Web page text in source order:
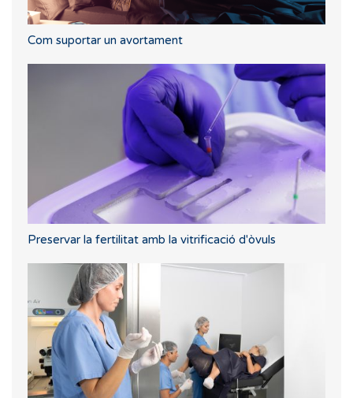
Com suportar un avortament
Preservar la fertilitat amb la vitrificació d'òvuls